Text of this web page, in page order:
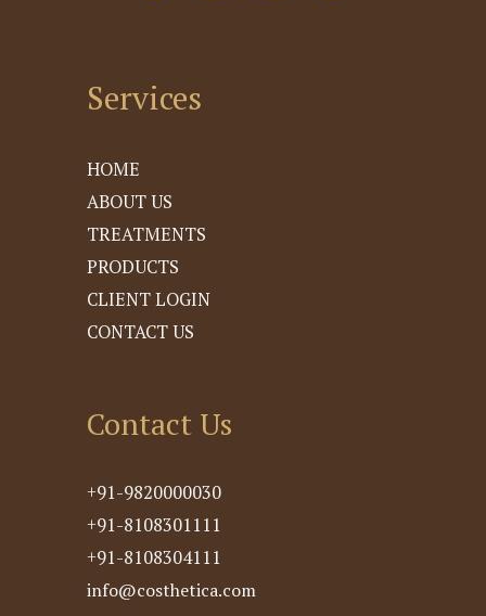
Services
HOME
ABOUT US
TREATMENTS
PRODUCTS
CLIENT LOGIN
CONTACT US
Contact Us
+91-9820000030
+91-8108301111
+91-8108304111
info@costhetica.com